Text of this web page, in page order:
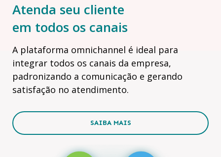
Atenda seu cliente
em todos os canais
A plataforma omnichannel é ideal para
integrar todos os canais da empresa,
padronizando a comunicação e gerando
satisfação no atendimento.
SAIBA MAIS